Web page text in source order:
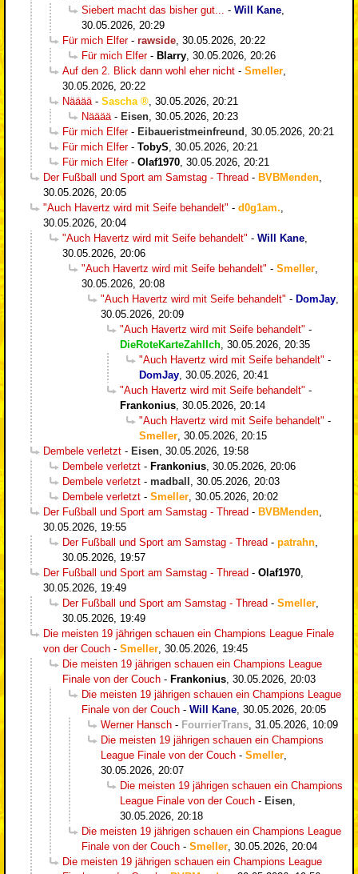
Siebert macht das bisher gut...
- Will Kane
30.05.2026, 20:29
Für mich Elfer- rawside 30.05.2026, 20:22
Für mich Elfer- Blarry 30.05.2026, 20:26
Auf den 2. Blick dann wohl eher nicht - Smeller
30.05.2026, 20:22
Nääää - Sascha
30.05.2026, 20:21
Nääää - Eisen 30.05.2026, 20:23
Für mich Elfer- Eibaueristmeinfreund
30.05.2026, 20:21
Für mich Elfer- TobyS 30.05.2026, 20:21
Für mich Elfer- Olaf1970 30.05.2026, 20:21
Der Fußball und Sport am Samstag - Thread - BVBMenden
30.05.2026, 20:05
"Auch Havertz wird mit Seife behandelt" - d0g1am.
30.05.2026, 20:04
"Auch Havertz wird mit Seife behandelt" - Will Kane
30.05.2026, 20:06
"Auch Havertz wird mit Seife behandelt" - Smeller
30.05.2026, 20:08
"Auch Havertz wird mit Seife behandelt" - DomJay
30.05.2026, 20:09
"Auch Havertz wird mit Seife behandelt" -
DieRoteKarteZahlIch 30.05.2026, 20:35
"Auch Havertz wird mit Seife behandelt" -
DomJay 30.05.2026, 20:41
"Auch Havertz wird mit Seife behandelt" -
Frankonius 30.05.2026, 20:14
"Auch Havertz wird mit Seife behandelt" -
Smeller 30.05.2026, 20:15
Dembele verletzt - Eisen 30.05.2026, 19:58
Dembele verletzt - Frankonius 30.05.2026, 20:06
Dembele verletzt - madball
30.05.2026, 20:03
Dembele verletzt - Smeller 30.05.2026, 20:02
Der Fußball und Sport am Samstag - Thread - BVBMenden
30.05.2026, 19:55
Der Fußball und Sport am Samstag - Thread - patrahn
30.05.2026, 19:57
Der Fußball und Sport am Samstag - Thread - Olaf1970
30.05.2026, 19:49
Der Fußball und Sport am Samstag - Thread - Smeller
30.05.2026, 19:49
Die meisten 19 jährigen schauen ein Champions League Finale
von der Couch - Smeller 30.05.2026, 19:45
Die meisten 19 jährigen schauen ein Champions League
Finale von der Couch - Frankonius 30.05.2026, 20:03
Die meisten 19 jährigen schauen ein Champions League
Finale von der Couch - Will Kane 30.05.2026, 20:05
Werner Hansch - FourrierTrans 31.05.2026, 10:09
Die meisten 19 jährigen schauen ein Champions
League Finale von der Couch - Smeller
30.05.2026, 20:07
Die meisten 19 jährigen schauen ein Champions
League Finale von der Couch - Eisen
30.05.2026, 20:18
Die meisten 19 jährigen schauen ein Champions League
Finale von der Couch - Smeller 30.05.2026, 20:04
Die meisten 19 jährigen schauen ein Champions League